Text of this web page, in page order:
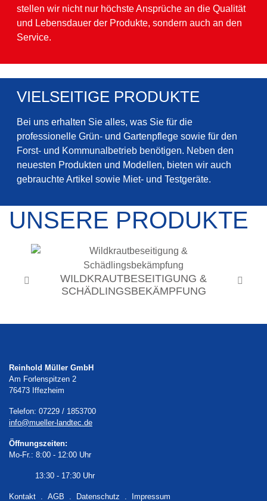
stellen wir nicht nur höchste Ansprüche an die Qualität
und Lebensdauer der Produkte, sondern auch an den
Service.
VIELSEITIGE PRODUKTE
Bei uns erhalten Sie alles, was Sie für die
professionelle Grün- und Gartenpflege sowie für den
Forst- und Kommunalbetrieb benötigen. Neben den
neuesten Produkten und Modellen, bieten wir auch
gebrauchte Artikel sowie Miet- und Testgeräte.
UNSERE PRODUKTE
WILDKRAUTBESEITIGUNG &
SCHÄDLINGSBEKÄMPFUNG
Previous Next
Reinhold Müller GmbH
Am Forlenspitzen 2
76473 Iffezheim
Telefon: 07229 / 1853700
info@mueller-landtec.de
Öffnungszeiten:
Mo-Fr.: 8:00 - 12:00 Uhr
13:30 - 17:30 Uhr
Kontakt . AGB . Datenschutz . Impressum